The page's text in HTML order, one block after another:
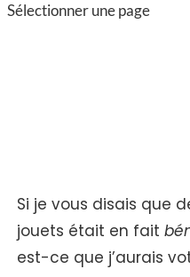
Sélectionner une page
Si je vous disais que
jouets était en fait
est-ce que j’aurais